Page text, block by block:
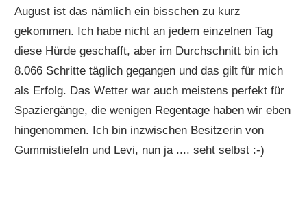
August ist das nämlich ein bisschen zu kurz
gekommen. Ich habe nicht an jedem einzelnen Tag
diese Hürde geschafft, aber im Durchschnitt bin ich
8.066 Schritte täglich gegangen und das gilt für mich
als Erfolg. Das Wetter war auch meistens perfekt für
Spaziergänge, die wenigen Regentage haben wir eben
hingenommen. Ich bin inzwischen Besitzerin von
Gummistiefeln und Levi, nun ja .... seht selbst :-)